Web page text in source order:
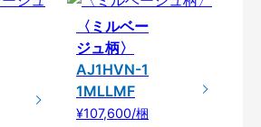
〈ミルベー
ジュ柄〉
AJ1HVN-1
1MLLMF
¥107,600/梱